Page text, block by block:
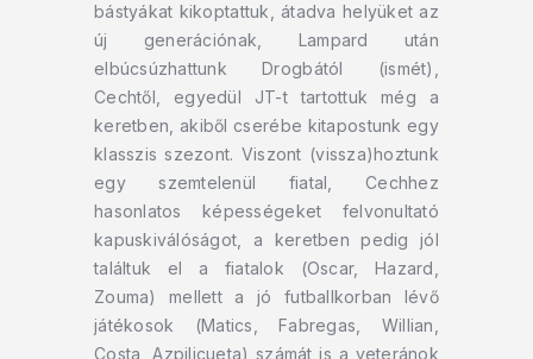
bástyákat kikoptattuk, átadva helyüket az
új generációnak, Lampard után
elbúcsúzhattunk Drogbától (ismét),
Cechtől, egyedül JT-t tartottuk még a
keretben, akiből cserébe kitapostunk egy
klasszis szezont. Viszont (vissza)hoztunk
egy szemtelenül fiatal, Cechhez
hasonlatos képességeket felvonultató
kapuskiválóságot, a keretben pedig jól
találtuk el a fiatalok (Oscar, Hazard,
Zouma) mellett a jó futballkorban lévő
játékosok (Matics, Fabregas, Willian,
Costa, Azpilicueta) számát is a veteránok